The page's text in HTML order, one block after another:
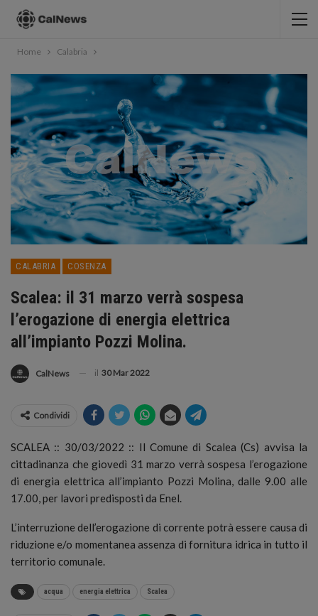
Home Calabria
CALABRIA COSENZA
Scalea: il 31 marzo verrà sospesa
l’erogazione di energia elettrica
all’impianto Pozzi Molina.
CalNews il 30 Mar 2022
Condividi
SCALEA :: 30/03/2022 :: Il Comune di Scalea (Cs) avvisa la
cittadinanza che giovedì 31 marzo verrà sospesa l’erogazione
di energia elettrica all’impianto Pozzi Molina, dalle 9.00 alle
17.00, per lavori predisposti da Enel.
L’interruzione dell’erogazione di corrente potrà essere causa di
riduzione e/o momentanea assenza di fornitura idrica in tutto il
territorio comunale.
acqua energia elettrica Scalea